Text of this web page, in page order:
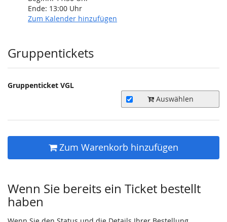
Ende: 13:00 Uhr
Zum Kalender hinzufügen
Produkte
Gruppentickets
Gruppenticket VGL
Auswählen
Zum Warenkorb hinzufügen
Wenn Sie bereits ein Ticket bestellt
haben